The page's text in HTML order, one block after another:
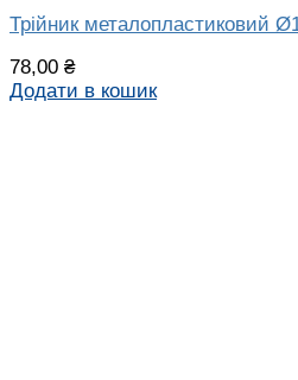
Трійник металопластиковий
78,00 ₴
Додати в кошик